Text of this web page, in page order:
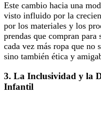
Este cambio hacia una
visto influido por la
por los materiales y los
prendas que compran para
cada vez más ropa que no
sino también ética y
3. La Inclusividad y la
Infantil